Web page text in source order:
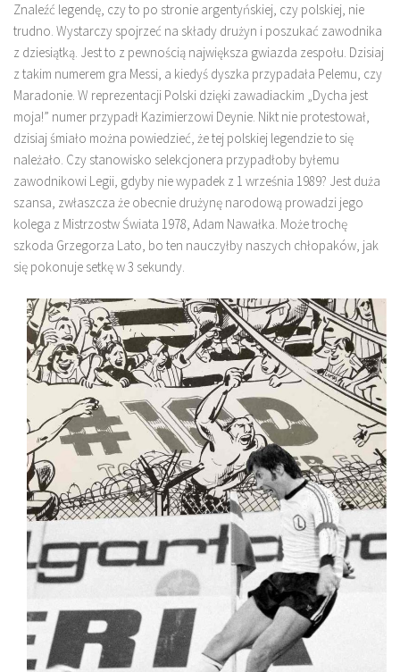
Znaleźć legendę, czy to po stronie argentyńskiej, czy polskiej, nie
trudno. Wystarczy spojrzeć na składy drużyn i poszukać zawodnika
z dziesiątką. Jest to z pewnością największa gwiazda zespołu. Dzisiaj
z takim numerem gra Messi, a kiedyś dyszka przypadała Pelemu, czy
Maradonie. W reprezentacji Polski dzięki zawadiackim „Dycha jest
moja!” numer przypadł Kazimierzowi Deynie. Nikt nie protestował,
dzisiaj śmiało można powiedzieć, że tej polskiej legendzie to się
należało. Czy stanowisko selekcjonera przypadłoby byłemu
zawodnikowi Legii, gdyby nie wypadek z 1 września 1989? Jest duża
szansa, zwłaszcza że obecnie drużynę narodową prowadzi jego
kolega z Mistrzostw Świata 1978, Adam Nawałka. Może trochę
szkoda Grzegorza Lato, bo ten nauczyłby naszych chłopaków, jak
się pokonuje setkę w 3 sekundy.